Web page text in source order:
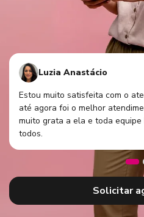
Luzia Anastácio
Estou muito satisfeita com o
até agora foi o melhor
muito grata a ela e toda
todos.
Solicitar